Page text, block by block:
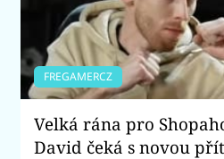
FREGAMERCZ
Velká rána pro
David čeká s novou